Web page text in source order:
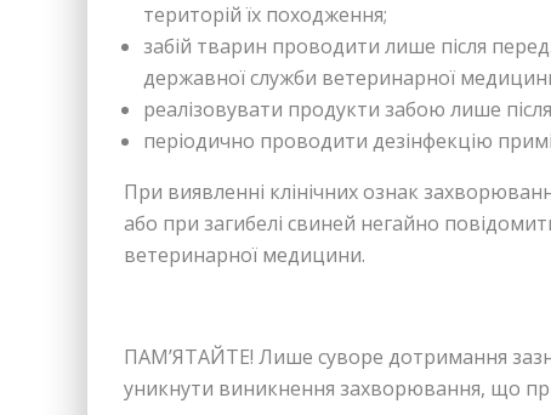
територій їх походження;
забій тварин проводити лише після
державної служби ветеринарної
реалізовувати продукти забою лише
періодично проводити дезінфекцію
При виявленні клінічних ознак
або при загибелі свиней негайно
ветеринарної медицини.
ПАМ’ЯТАЙТЕ! Лише суворе дотримання
уникнути виникнення захворювання, що